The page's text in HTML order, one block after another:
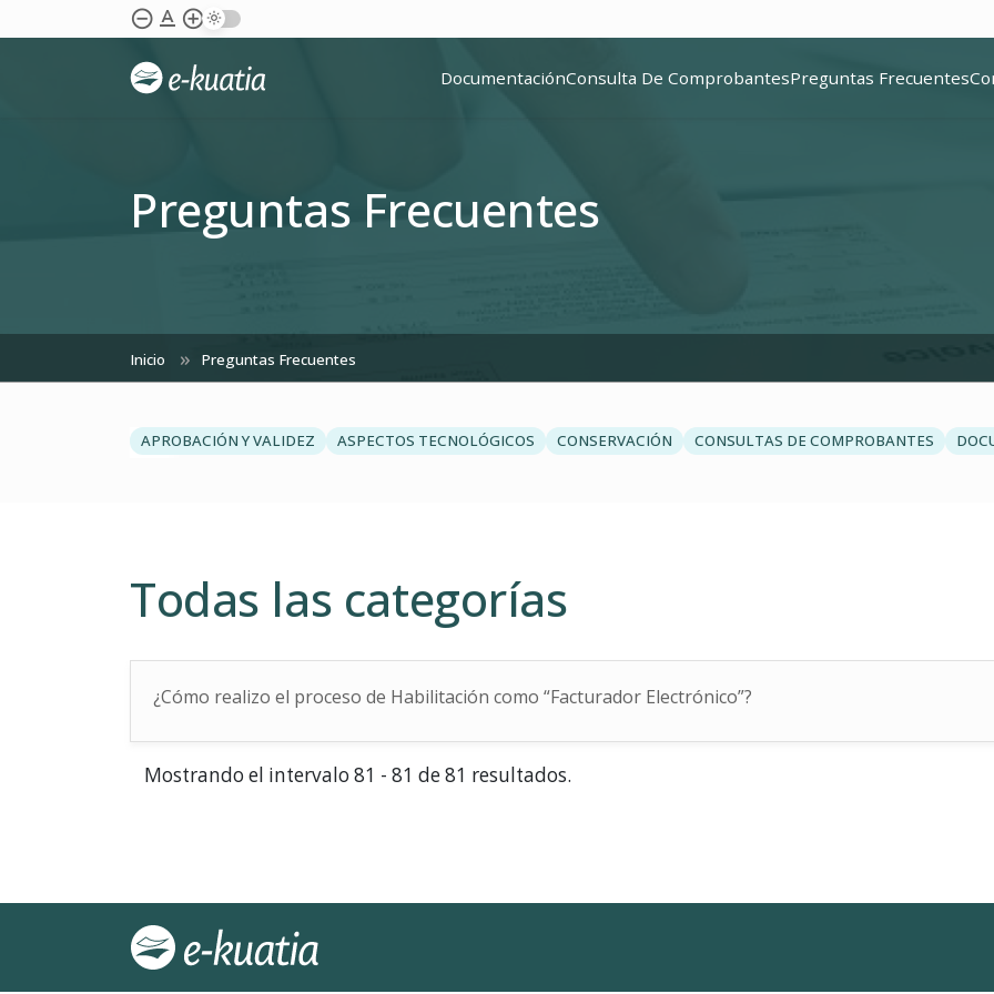
Saltar al contenido principal
remove_circle_outline text_format add_circle_outline
DocumentaciónConsulta De ComprobantesPreguntas Frecuentes
Preguntas Frecuentes
Inicio Preguntas Frecuentes
chevron_leftAPROBACIÓN Y VALIDEZ ASPECTOS TECNOLÓGICOS CONSERVACIÓN CONSULTAS DE COMPROBANTES
Todas las categorías
¿Cómo realizo el proceso de Habilitación como “Facturador Electrónico”?
Mostrando el intervalo 81 - 81 de 81 resultados.